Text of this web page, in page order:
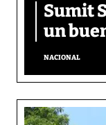
Sumit
un
NACIONAL